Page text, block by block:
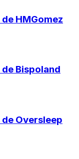
HMGomez
Bispoland
de Oversleep